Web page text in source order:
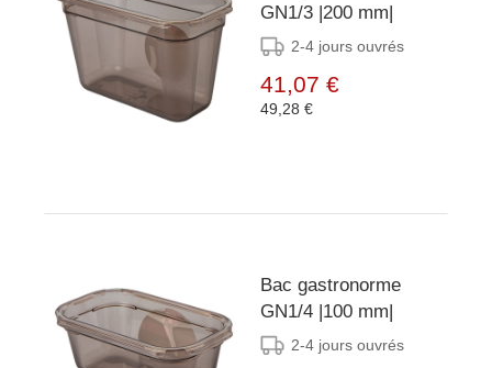
GN1/3 |200 mm|
2-4 jours ouvrés
41,07 €
49,28 €
Bac gastronorme
GN1/4 |100 mm|
2-4 jours ouvrés